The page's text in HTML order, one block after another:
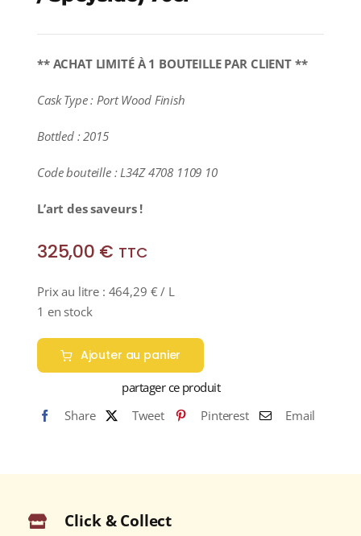
** ACHAT LIMITÉ À 1 BOUTEILLE PAR CLIENT **
Cask Type : Port Wood Finish
Bottled : 2015
Code bouteille : L34Z 4708 1109 10
L’art des saveurs !
325,00 € TTC
Prix au litre : 464,29 € / L
1 en stock
Ajouter au panier
partager ce produit
Share
Tweet Pinterest Email
Click & Collect